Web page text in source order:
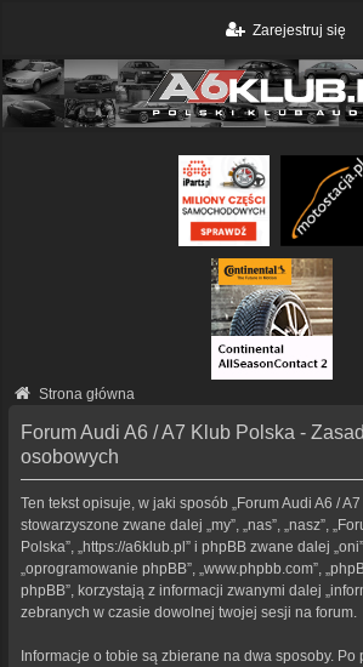
Zarejestruj się
Strona główna
Forum Audi A6 / A7 Klub Polska -
osobowych
Ten tekst opisuje, w jaki sposób „Forum Audi A6 /
stowarzyszone zwane dalej „my”, „nas”, „nasz”,
Polska”, „https://a6klub.pl” i phpBB zwane dalej
„oprogramowanie phpBB”, „www.phpbb.com”,
phpBB”, korzystają z informacji zwanymi dalej
zebranych w czasie dowolnej twojej sesji na forum.
Informacje o tobie są zbierane na dwa sposoby.